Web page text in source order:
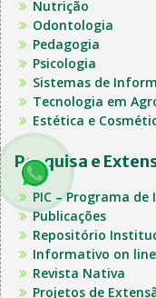
Nutrição
Odontologia
Pedagogia
Psicologia
Sistemas de
Tecnologia em
Estética e
Pesquisa e
PIC – Programa
Publicações
Repositório
Informativo on line
Revista Nativa
Projetos de